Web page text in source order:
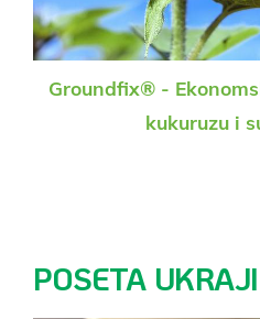
Groundfix® -
kukuruzu i
POSETA